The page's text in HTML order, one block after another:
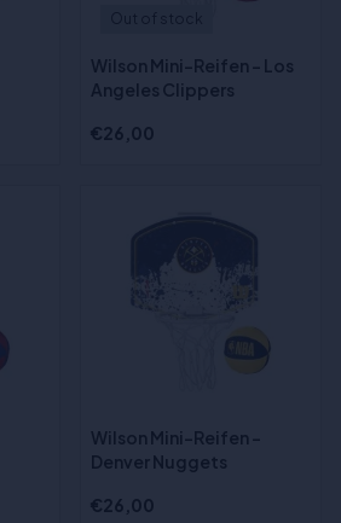
Wilson Mini-Reifen - Los
Angeles Clippers
€26,00
Wilson Mini-Reifen -
Denver Nuggets
€26,00